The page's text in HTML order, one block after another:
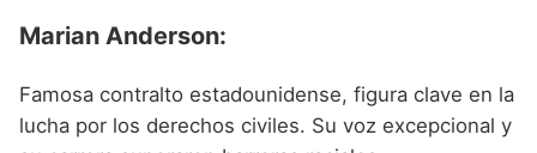
Marian Anderson:
Famosa contralto estadounidense, figura clave en la
lucha por los derechos civiles. Su voz excepcional y